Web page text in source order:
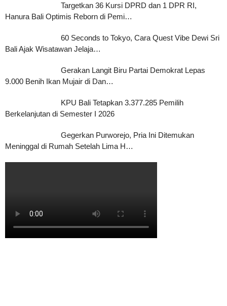
Targetkan 36 Kursi DPRD dan 1 DPR RI,
Hanura Bali Optimis Reborn di Pemi…
60 Seconds to Tokyo, Cara Quest Vibe Dewi Sri
Bali Ajak Wisatawan Jelaja…
Gerakan Langit Biru Partai Demokrat Lepas
9.000 Benih Ikan Mujair di Dan…
KPU Bali Tetapkan 3.377.285 Pemilih
Berkelanjutan di Semester I 2026
Gegerkan Purworejo, Pria Ini Ditemukan
Meninggal di Rumah Setelah Lima H…